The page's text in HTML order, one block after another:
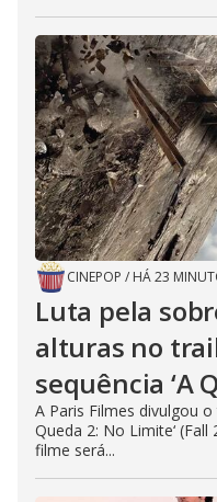
CINEPOP / HÁ 23
Luta pela
alturas no
sequência ‘A
A Paris Filmes divulgou
Queda 2: No Limite‘
filme será...